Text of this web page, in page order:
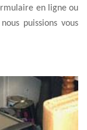
en ligne ou
puissions vous